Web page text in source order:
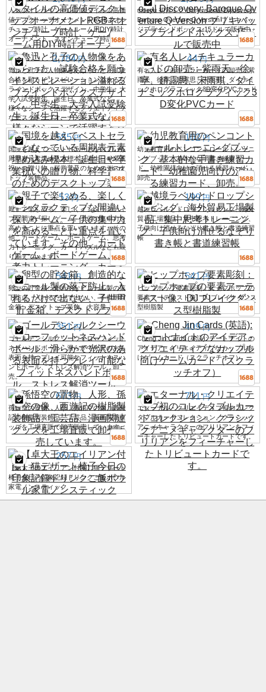
人気のオンラインセレブスタイルの高価
値デスクトップオーナメントRGBネオン
チューブ時計、ゲームルーム用DIY時計
オーナメント、ネオンチューブ時計
moeyu 初音ミク Dimensional Discovery:
Baroque Overture Q Version ブリキバッ
ジブラインドボックス 15ドルで販売中
2,784 円
魯迅と孔子の人物像をあしらった、試験
合格を願うインスピレーション溢れるブ
ラインドボックスデザイン。中学生、大
学入試受験生、誕生日、卒業式など、
様々なシーンで活躍するクリエイティブ
なデスクトップオーナメントです。
44 円
有名人レンチキュラーカードの卸売：紫
雨天、徐寧、趙露思、宋雨琪、ダイナミ
ックホログラフィック3D変化PVCカード
555 円
国境を越えてベストセラーとなっている
周期表元素埋め込み標本。誕生日や卒業
祝いの贈り物、科学普及のためのデスク
トップ装飾品。
102 円
幼児教育用のペンコントロールトレーニ
ングブック、基本的な手書き練習カー
ド、幼稚園児向けの消せる練習カード、
卸売。
53 円
親子で楽しめる、楽しくインタラクティ
ブな間違い探しゲーム。子供の集中力を
高めることに重点を置いています。その
他、カードゲーム、ボードゲーム、思考
力トレーニング、カードパズルなども取
り揃えています。
199 円
越境ラベルとドロップシッピング、海外
貿易工場製品、集中思考トレーニング、
子供向け消せるなぞり書き帳と書道練習
帳
541 円
卵型の貯金箱、創造的なビニール製の落
下防止、入れるだけで出ない、子供用貯
金箱、デスクトップ装飾、大容量。
541 円
ヒップホップ要素彫刻：ヒップホップの
要素アーティスト像、DJブレイクダンス
型樹脂製
351 円
ゴールデンシルクシーウィローフィット
ネスハンドボール、滑らかで光沢のある
表面を持つプレイ可能なフィットネスハ
ンドボール、ストレス解消ツール、卸
売。
409 円
Cheng Jin Cards (英語): デートナイトの
アイデア - クリエイティブなカップル向
けゲームカード（スクラッチオフ）
673 円
孫悟空の置物、人形、孫悟空の像、西遊
記の樹脂製装飾品、工芸品、漫画関連グ
ッズを工場直販で卸売販売しています。
731 円
エターナル・クリエイティブ初のコレク
タブルカードコレクション。クラシック
アニメキャラクターのフリリアンをフィ
ーチャーしたトリビュートカードです。
257 円
【卓大王のエイリアン付箋】猫デザート
椅子今日の印象記録ドリンクご飯ボウル
家電ノンスティック